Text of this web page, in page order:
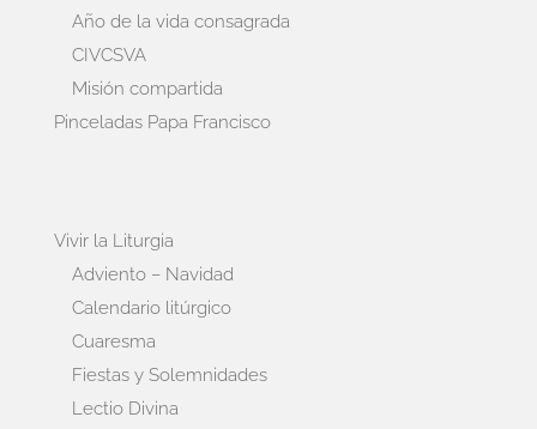
Año de la vida consagrada
CIVCSVA
Misión compartida
Pinceladas Papa Francisco
Vivir la Liturgia
Adviento – Navidad
Calendario litúrgico
Cuaresma
Fiestas y Solemnidades
Lectio Divina